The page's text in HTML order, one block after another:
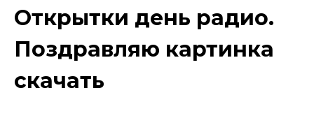
Открытки день радио.
Поздравляю картинка
скачать